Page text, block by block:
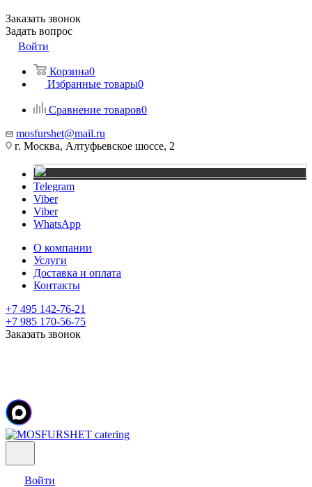
Заказать звонок
Задать вопрос
Войти
Корзина0
Избранные товары0
Сравнение товаров0
mosfurshet@mail.ru
г. Москва, Алтуфьевское шоссе, 2
Telegram
Viber
Viber
WhatsApp
О компании
Услуги
Доставка и оплата
Контакты
+7 495 142-76-21
+7 985 170-56-75
Заказать звонок
Войти